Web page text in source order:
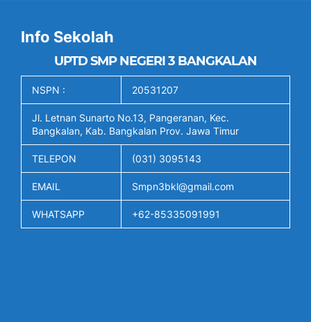
Info Sekolah
UPTD SMP NEGERI 3 BANGKALAN
NSPN : 20531207
Jl. Letnan Sunarto No.13, Pangeranan, Kec.
Bangkalan, Kab. Bangkalan Prov. Jawa Timur
TELEPON (031) 3095143
EMAIL Smpn3bkl@gmail.com
WHATSAPP +62-85335091991